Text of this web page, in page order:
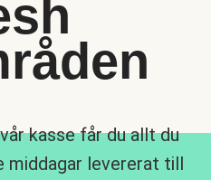
kasse får du allt du
middagar levererat till